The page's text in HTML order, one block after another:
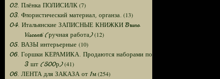
02. Плёнка ПОЛИСИЛК(7)
03. Флористический материал, органза. (13)
04. Итальянские ЗАПИСНЫЕ КНИЖКИ Bruno
Visconti (ручная работа)(12)
05. ВАЗЫ интерьерные (10)
06. Горшки КЕРАМИКА. Продаются наборами по
3 шт (500р)(41)
06. ЛЕНТА для ЗАКАЗА от 1м(254)